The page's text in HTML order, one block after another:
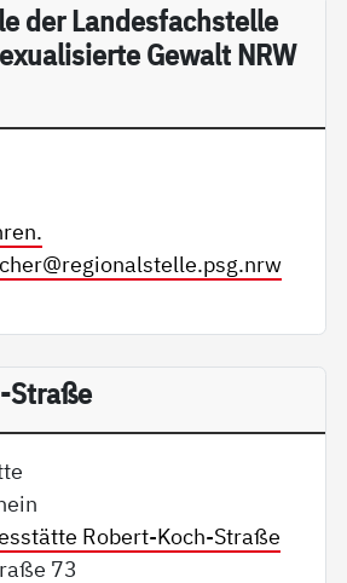
der Lan­des­fach­s­tel­le
Ge­walt NRW
regionalstelle.psg.nrw
Straße
Robert-Koch-Straße
73